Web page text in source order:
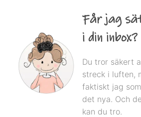
Får jag
i din inbox?
Du tror säkert
streck i luften,
faktiskt jag
det nya. Och
kan du tro.